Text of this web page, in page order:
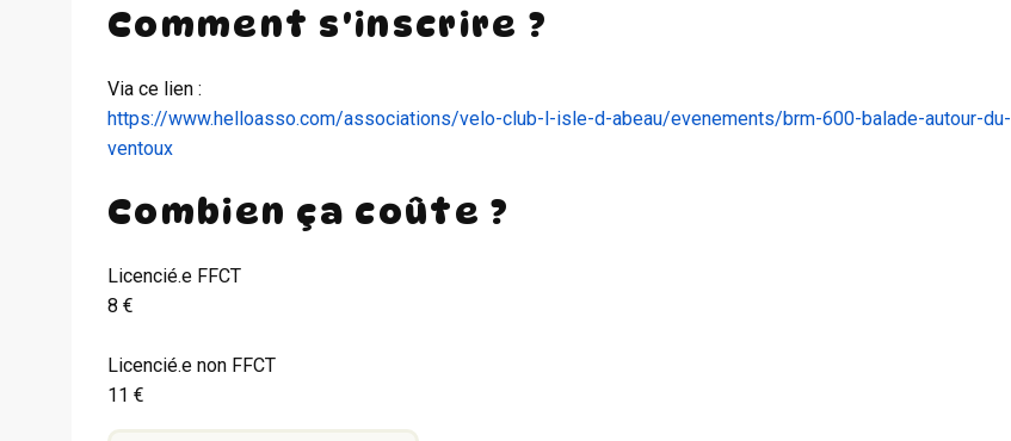
Comment s'inscrire ?
Via ce lien :
https://www.helloasso.com/associations/velo-club-l-isle-d-abeau/evenements/brm-600-balade-autour-du-
ventoux
Combien ça coûte ?
Licencié.e FFCT
8 €
Licencié.e non FFCT
11 €